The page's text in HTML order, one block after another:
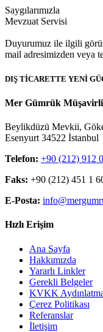
Saygılarımızla
Mevzuat Servisi
Duyurumuz ile ilgili
mail adresimizden veya
DIŞ TİCARETTE YENİ
Mer Gümrük
Beylikdüzü Mevkii,
Esenyurt 34522 İstanbul
Telefon: +90 (212) 912
Faks: +90 (212) 451 1
E-Posta:
Hızlı Erişim
Ana Sayfa
Hakkımızda
Yararlı Linkler
Gerekli Belgeler
KVKK
Çerez Politikası
Referanslar
İletişim